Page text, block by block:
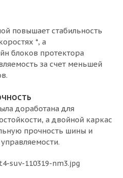
повышает стабильность
*, а
блоков протектора
за счет меньшей
доработана для
а двойной каркас
прочность шины и